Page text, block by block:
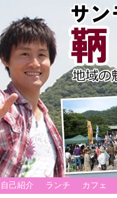
自己紹介 ランチ カフェ